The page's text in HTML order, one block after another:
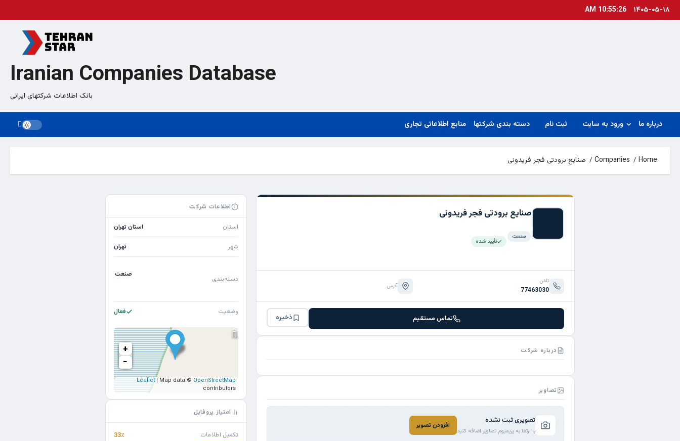
Skip۱۴۰۵-۰۵-۱۸ 10:55:26 AM
Iranian Companies Database
بانک اطلاعات شرکتهای ایرانی
درباره ما ورود به سایت ثبت نام دسته بندی شرکتها منابع اطلاعاتی تجاری
Home
Companies صنایع برودتی فجر فریدونی
صنایع برودتی فجر فریدونی
صنعت
تأیید شده
تلفن
77463030 آدرس
تماس مستقیم ذخیره
درباره شرکت
تصاویر
تصویری ثبت نشده
با ارتقا به پریمیوم تصاویر اضافه کنید
افزودن تصویر
اطلاعات شرکت
استان استان تهران
شهر تهران
دسته‌بندی
صنعت
وضعیت فعال
+
−
Leaflet| Map data © OpenStreetMap
contributors
امتیاز پروفایل
تکمیل اطلاعات 33٪